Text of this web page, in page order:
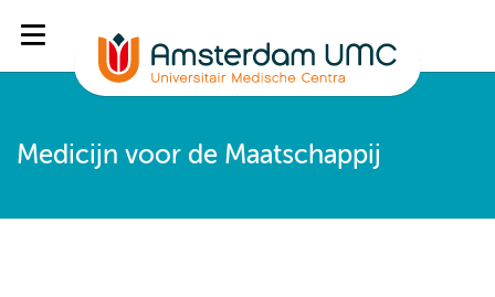
Medicijn voor de Maatschappij